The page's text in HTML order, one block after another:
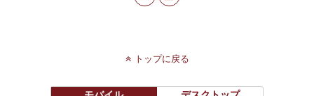
トップに戻る